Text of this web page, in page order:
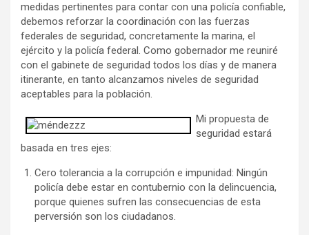
medidas pertinentes para contar con una policía confiable,
debemos reforzar la coordinación con las fuerzas
federales de seguridad, concretamente la marina, el
ejército y la policía federal. Como gobernador me reuniré
con el gabinete de seguridad todos los días y de manera
itinerante, en tanto alcanzamos niveles de seguridad
aceptables para la población.
Mi propuesta de
seguridad estará
basada en tres ejes:
Cero tolerancia a la corrupción e impunidad: Ningún
policía debe estar en contubernio con la delincuencia,
porque quienes sufren las consecuencias de esta
perversión son los ciudadanos.